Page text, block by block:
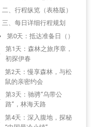
二、行程纵览（表格版）
三、每日详细行程规划
第0天：抵达准备日（）
第1天：森林之旅序章，
初探伊春
第2天：慢享森林，与松
鼠的亲密约会
第3天：驰骋“乌带公
路”，林海天路
第4天：深入腹地，探秘